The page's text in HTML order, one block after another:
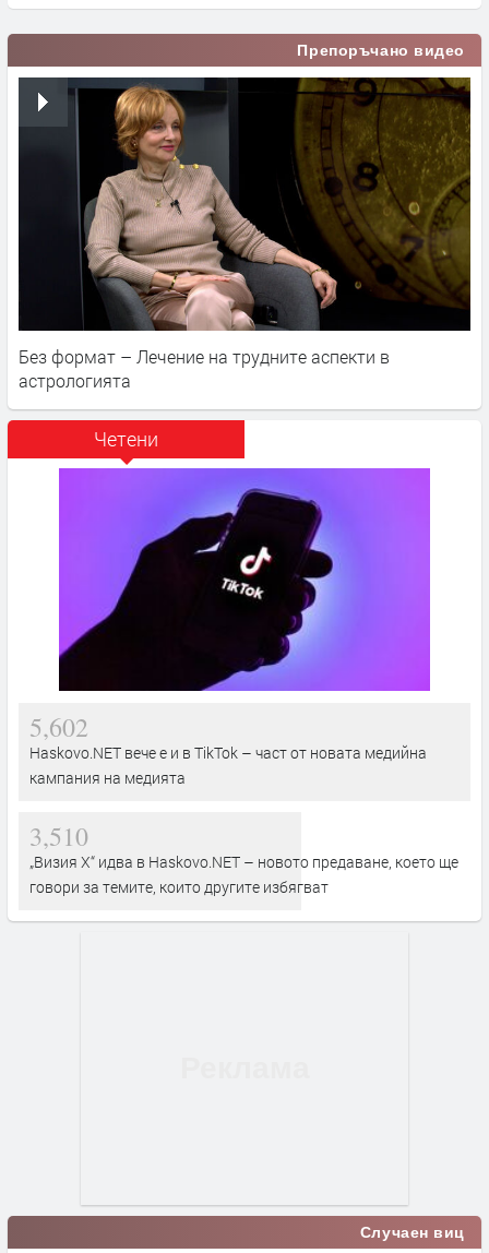
Препоръчано видео
Без формат – Лечение на трудните аспекти в
астрологията
Четени
5,602
Haskovo.NET вече е и в TikTok – част от новата медийна
кампания на медията
3,510
„Визия Х“ идва в Haskovo.NET – новото предаване, което ще
говори за темите, които другите избягват
Случаен виц